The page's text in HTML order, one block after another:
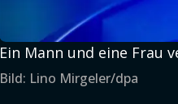
Ein Mann und eine Frau
Bild: Lino Mirgeler/dpa